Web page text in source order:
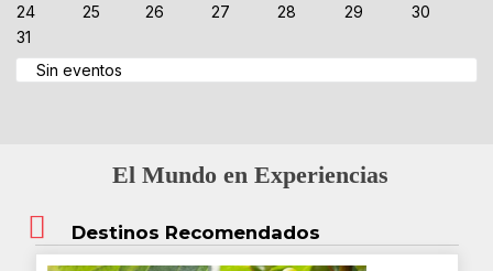
24
25 26 27 28 29
30
31
Sin eventos
El Mundo en Experiencias
Destinos Recomendados